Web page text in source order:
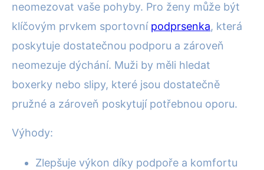
neomezovat vaše pohyby. Pro ženy může být
klíčovým prvkem sportovní podprsenka, která
poskytuje dostatečnou podporu a zároveň
neomezuje dýchání. Muži by měli hledat
boxerky nebo slipy, které jsou dostatečně
pružné a zároveň poskytují potřebnou oporu.
Výhody:
Zlepšuje výkon díky podpoře a komfortu